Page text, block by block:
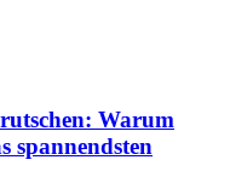
Warum
spannendsten